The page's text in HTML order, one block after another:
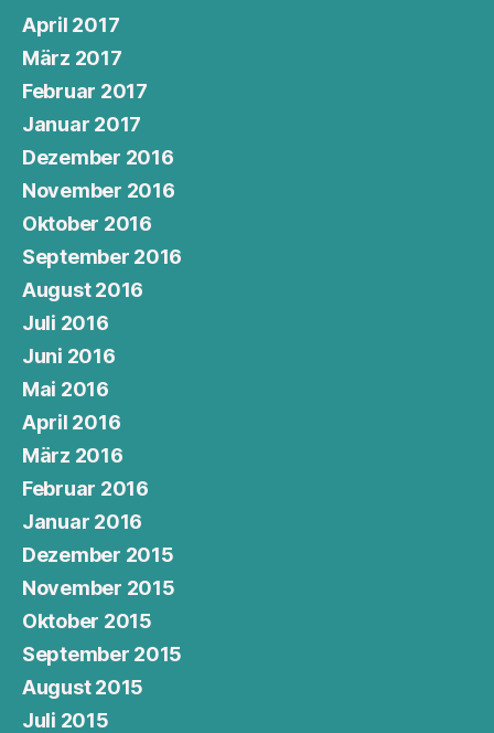
April 2017
März 2017
Februar 2017
Januar 2017
Dezember 2016
November 2016
Oktober 2016
September 2016
August 2016
Juli 2016
Juni 2016
Mai 2016
April 2016
März 2016
Februar 2016
Januar 2016
Dezember 2015
November 2015
Oktober 2015
September 2015
August 2015
Juli 2015